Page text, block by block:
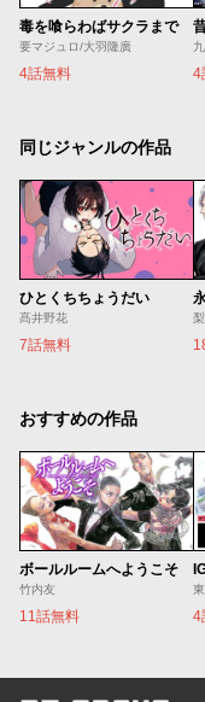
毒を喰らわばサクラまで
要マジュロ/大羽隆廣
4話無料 4
同じジャンルの作品
ひとくちちょうだい
髙井野花
7話無料
おすすめの作品
ボールルームへようこそ
竹内友
11話無料 4